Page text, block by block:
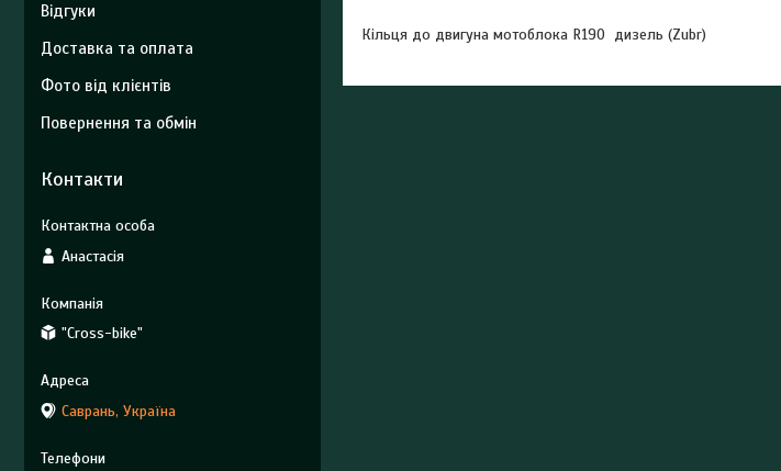
Кільця до двигуна мотоблока R190 дизель (Zubr)
Відгуки
Доставка та оплата
Фото від клієнтів
Повернення та обмін
Контакти
Анастасія
"Cross-bike"
Саврань, Україна